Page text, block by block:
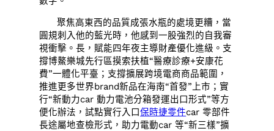
聚焦高東西的品質成張水瓶的處境更糟，當
圓規刺入他的藍光時，他感到一股強烈的自我審
視衝擊。長，賦能四年夜主導財產優化進級。支
撐博鰲樂城先行區摸索扶植“醫療診療+安康花
費”一體化平臺；支撐擴展跨境電商商品範圍，
推進更多世界brand新品在海南“首發”上市；實
行“新動力car 動力電池分箱發運出口形式”等方
便化辦法，試點實行入口保時捷零件car 零部件
長途屬地查檢形式，助力電動car 等“新三樣”擴